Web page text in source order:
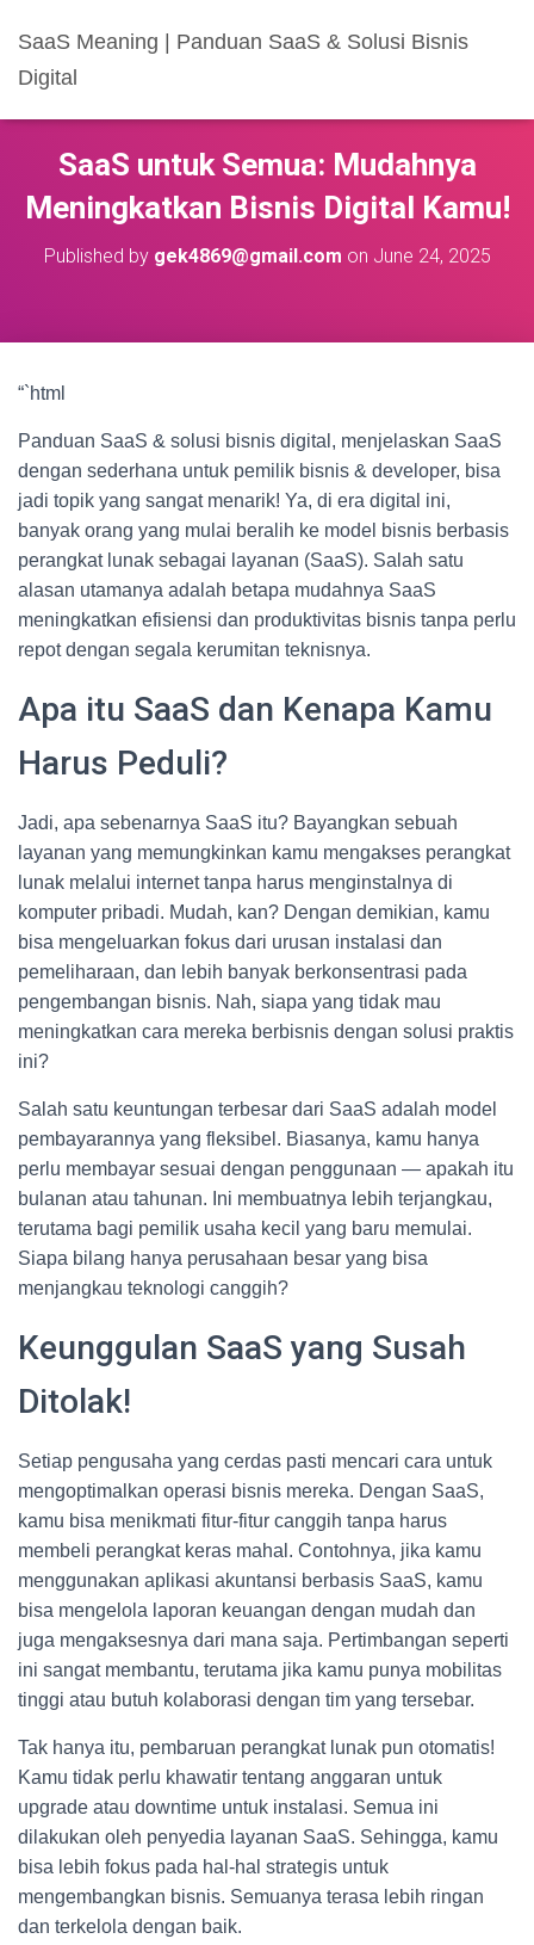
SaaS Meaning | Panduan SaaS & Solusi Bisnis
Digital
SaaS untuk Semua: Mudahnya
Meningkatkan Bisnis Digital Kamu!
Published by gek4869@gmail.com on June 24, 2025
“`html
Panduan SaaS & solusi bisnis digital, menjelaskan SaaS
dengan sederhana untuk pemilik bisnis & developer, bisa
jadi topik yang sangat menarik! Ya, di era digital ini,
banyak orang yang mulai beralih ke model bisnis berbasis
perangkat lunak sebagai layanan (SaaS). Salah satu
alasan utamanya adalah betapa mudahnya SaaS
meningkatkan efisiensi dan produktivitas bisnis tanpa perlu
repot dengan segala kerumitan teknisnya.
Apa itu SaaS dan Kenapa Kamu
Harus Peduli?
Jadi, apa sebenarnya SaaS itu? Bayangkan sebuah
layanan yang memungkinkan kamu mengakses perangkat
lunak melalui internet tanpa harus menginstalnya di
komputer pribadi. Mudah, kan? Dengan demikian, kamu
bisa mengeluarkan fokus dari urusan instalasi dan
pemeliharaan, dan lebih banyak berkonsentrasi pada
pengembangan bisnis. Nah, siapa yang tidak mau
meningkatkan cara mereka berbisnis dengan solusi praktis
ini?
Salah satu keuntungan terbesar dari SaaS adalah model
pembayarannya yang fleksibel. Biasanya, kamu hanya
perlu membayar sesuai dengan penggunaan — apakah itu
bulanan atau tahunan. Ini membuatnya lebih terjangkau,
terutama bagi pemilik usaha kecil yang baru memulai.
Siapa bilang hanya perusahaan besar yang bisa
menjangkau teknologi canggih?
Keunggulan SaaS yang Susah
Ditolak!
Setiap pengusaha yang cerdas pasti mencari cara untuk
mengoptimalkan operasi bisnis mereka. Dengan SaaS,
kamu bisa menikmati fitur-fitur canggih tanpa harus
membeli perangkat keras mahal. Contohnya, jika kamu
menggunakan aplikasi akuntansi berbasis SaaS, kamu
bisa mengelola laporan keuangan dengan mudah dan
juga mengaksesnya dari mana saja. Pertimbangan seperti
ini sangat membantu, terutama jika kamu punya mobilitas
tinggi atau butuh kolaborasi dengan tim yang tersebar.
Tak hanya itu, pembaruan perangkat lunak pun otomatis!
Kamu tidak perlu khawatir tentang anggaran untuk
upgrade atau downtime untuk instalasi. Semua ini
dilakukan oleh penyedia layanan SaaS. Sehingga, kamu
bisa lebih fokus pada hal-hal strategis untuk
mengembangkan bisnis. Semuanya terasa lebih ringan
dan terkelola dengan baik.